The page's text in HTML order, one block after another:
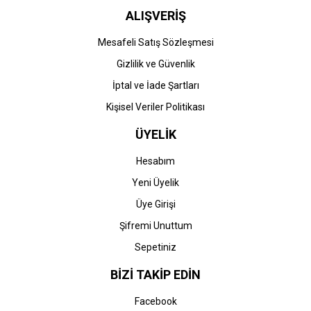
ALIŞVERİŞ
Mesafeli Satış Sözleşmesi
Gizlilik ve Güvenlik
İptal ve İade Şartları
Kişisel Veriler Politikası
ÜYELİK
Hesabım
Yeni Üyelik
Üye Girişi
Şifremi Unuttum
Sepetiniz
BİZİ TAKİP EDİN
Facebook